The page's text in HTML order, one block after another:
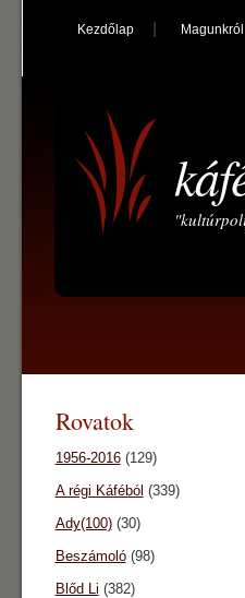
Kezdőlap Magunkról
Rovatok
1956-2016(129)
A régi Káféból (339)
Ady(100)(30)
Beszámoló(98)
Blőd Li (382)